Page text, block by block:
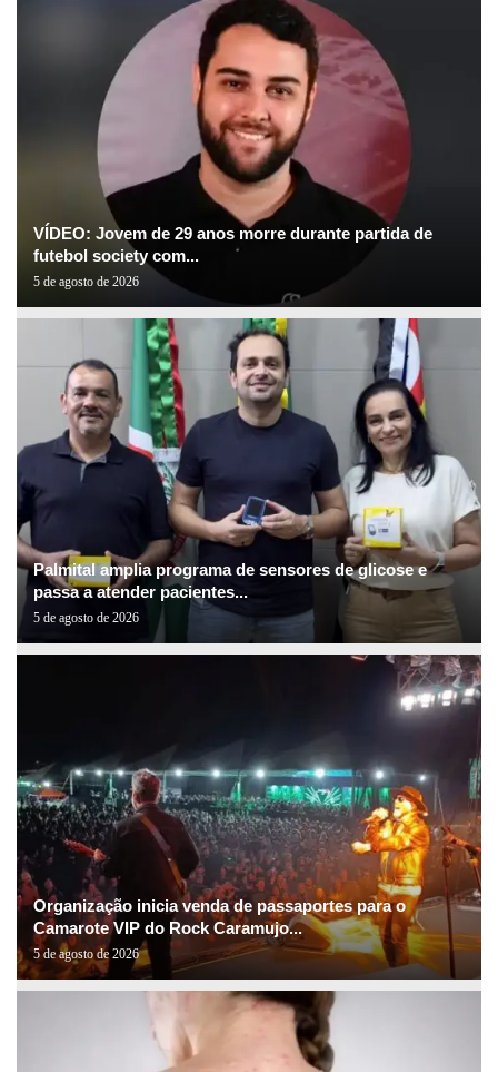
VÍDEO: Jovem de 29 anos morre durante partida de
futebol society com...
5 de agosto de 2026
Palmital amplia programa de sensores de glicose e
passa a atender pacientes...
5 de agosto de 2026
Organização inicia venda de passaportes para o
Camarote VIP do Rock Caramujo...
5 de agosto de 2026